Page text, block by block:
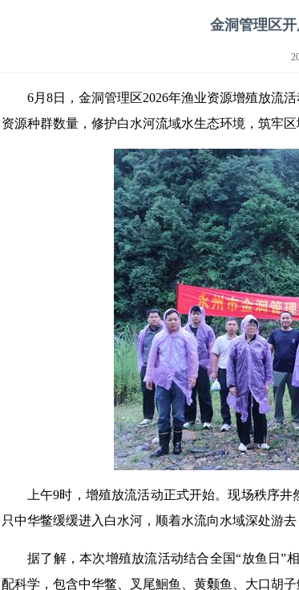
金洞管理区
6月8日，金洞管理区2026年渔业资源增殖放流
资源种群数量，修护白水河流域水生态环境，筑牢
上午9时，增殖放流活动正式开始。现场秩序
只中华鳖缓缓进入白水河，顺着水流向水域深处游
据了解，本次增殖放流活动结合全国“放鱼日”
配科学，包含中华鳖、叉尾鮰鱼、黄颡鱼、大口胡